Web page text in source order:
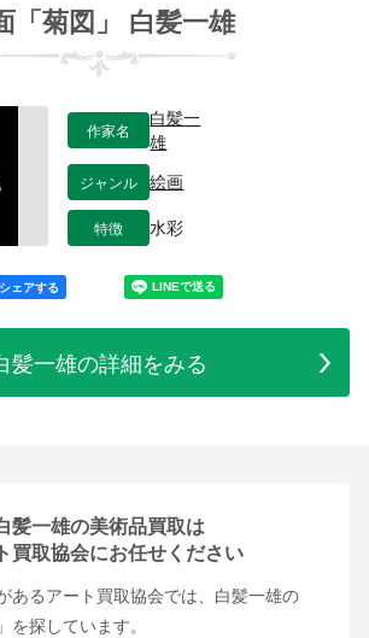
「菊図」 白髪一雄
作家名
白髪一
雄
ジャンル 絵画
特徴 水彩
シェアする
髪一雄の詳細をみる
髪一雄の美術品買取は
買取協会にお任せください
あるアート買取協会では、白髪一雄の
を探しています。